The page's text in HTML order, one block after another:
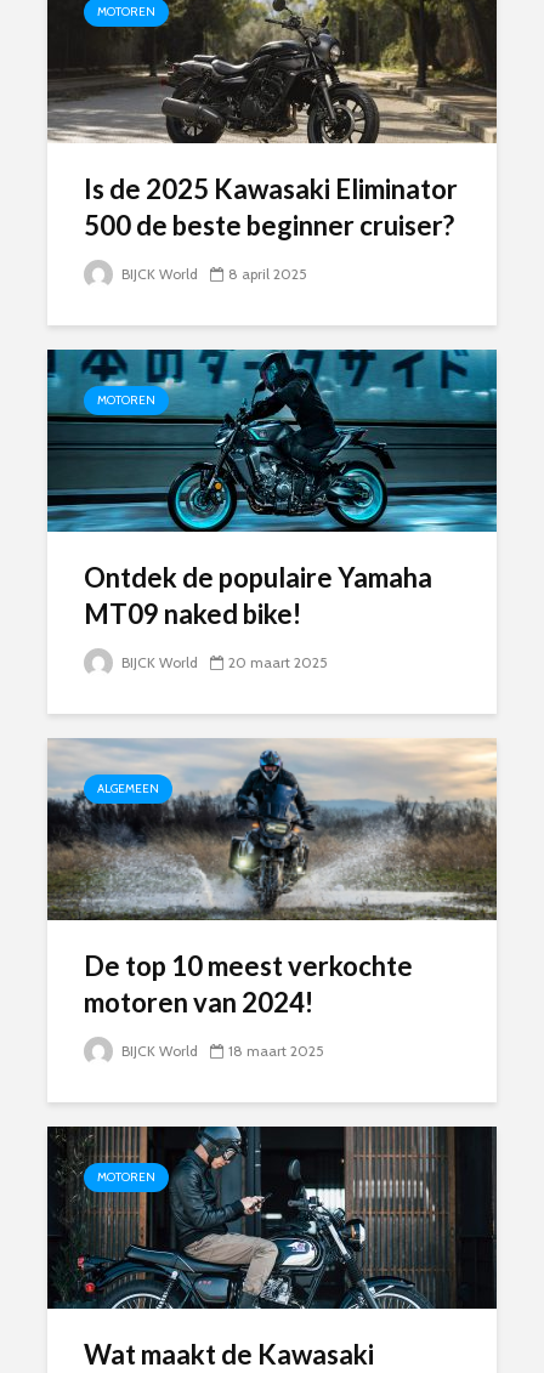
MOTOREN
Is de 2025 Kawasaki Eliminator
500 de beste beginner cruiser?
BIJCK World 8 april 2025
MOTOREN
Ontdek de populaire Yamaha
MT09 naked bike!
BIJCK World 20 maart 2025
ALGEMEEN
De top 10 meest verkochte
motoren van 2024!
BIJCK World 18 maart 2025
MOTOREN
Wat maakt de Kawasaki